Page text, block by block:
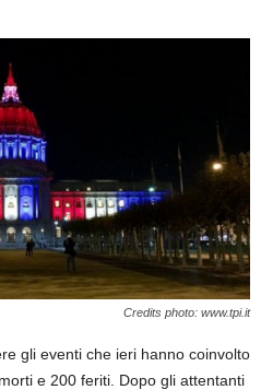
Credits photo: www.tpi.it
gli eventi che ieri hanno coinvolto
e 200 feriti. Dopo gli attentanti